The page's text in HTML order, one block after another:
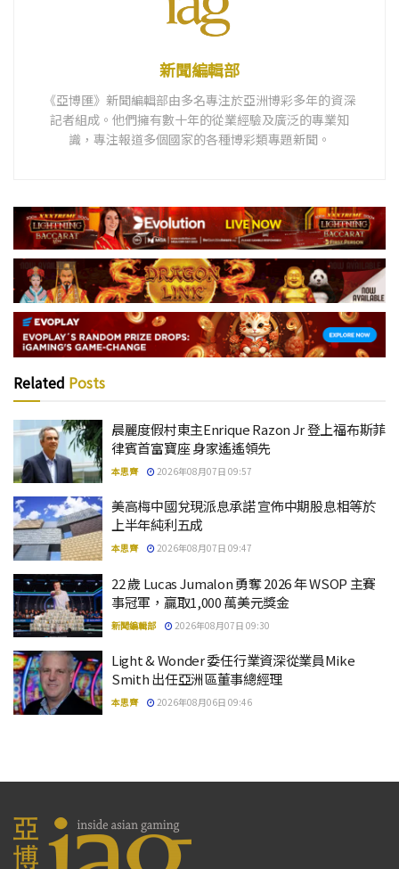
新聞編輯部
《亞博匯》新聞編輯部由多名專注於亞洲博彩多年的資深
記者組成。他們擁有數十年的從業經驗及廣泛的專業知
識，專注報道多個國家的各種博彩類專題新聞。
Related Posts
晨麗度假村東主Enrique Razon Jr 登上福布斯菲
律賓首富寶座 身家遙遙領先
本思齊 2026年08月07日 09:57
美高梅中國兌現派息承諾 宣佈中期股息相等於
上半年純利五成
本思齊 2026年08月07日 09:47
22 歲 Lucas Jumalon 勇奪 2026 年 WSOP 主賽
事冠軍，贏取1,000 萬美元獎金
新聞編輯部 2026年08月07日 09:30
Light & Wonder 委任行業資深從業員Mike
Smith 出任亞洲區董事總經理
本思齊 2026年08月06日 09:46